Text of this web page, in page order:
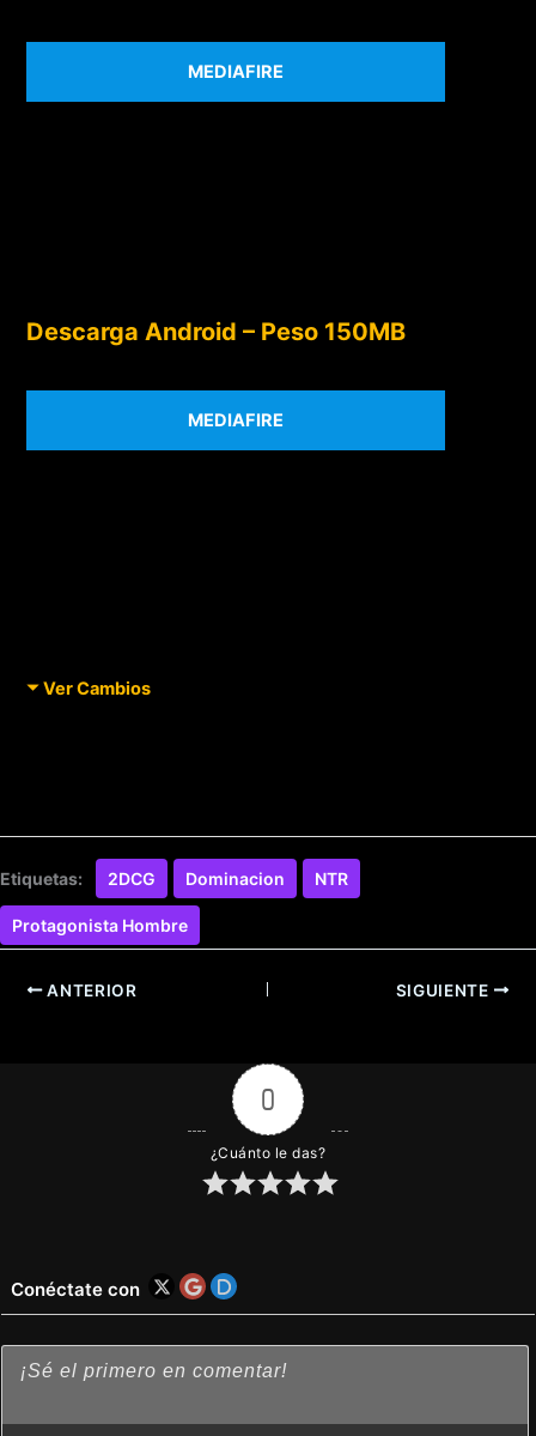
MEDIAFIRE
Descarga Android – Peso 150MB
MEDIAFIRE
Ver Cambios
Etiquetas: 2DCG Dominacion NTR
Protagonista Hombre
ANTERIOR SIGUIENTE
0
¿Cuánto le das?
Conéctate con